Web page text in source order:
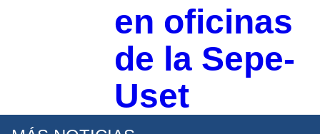
en oficinas
de la Sepe-
Uset